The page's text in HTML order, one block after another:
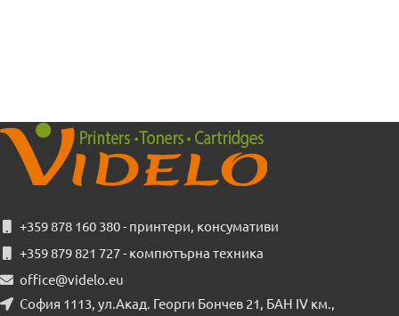
+359 878 160 380 - принтери, консумативи
+359 879 821 727 - компютърна техника
office@videlo.eu
София 1113, ул.Акад. Георги Бончев 21, БАН IV км.,